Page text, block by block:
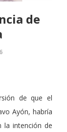
de
de que el
Ayón, habría
la intención de